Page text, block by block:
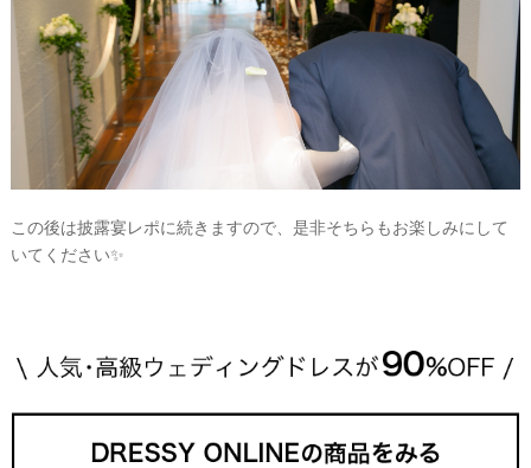
この後は披露宴レポに続きますので、是非そちらもお楽しみにして
いてください✨